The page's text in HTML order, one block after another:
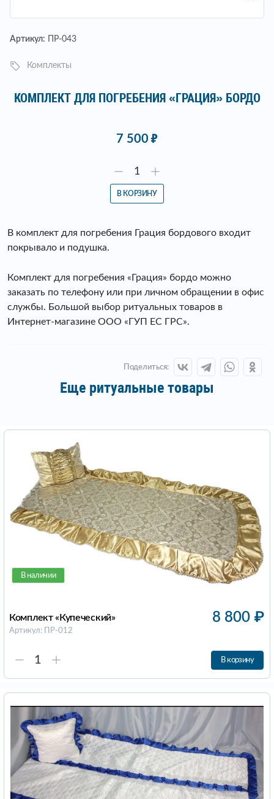
Артикул: ПР-043
Комплекты
КОМПЛЕКТ ДЛЯ ПОГРЕБЕНИЯ «ГРАЦИЯ» БОРДО
7 500
В КОРЗИНУ
В комплект для погребения Грация бордового входит
покрывало и подушка.
Комплект для погребения «Грация» бордо можно
заказать по телефону или при личном обращении в офис
службы. Большой выбор ритуальных товаров в
Интернет-магазине ООО «ГУП ЕС ГРС».
Поделиться:
Еще ритуальные товары
В наличии
Комплект «Купеческий»
Артикул: ПР-012
8 800 ₽
В корзину